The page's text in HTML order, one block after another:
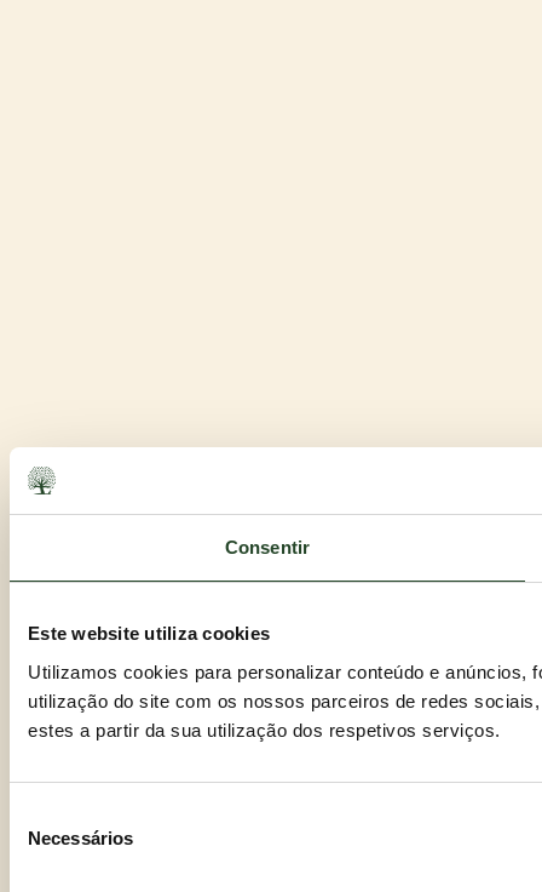
Consentir
Este website utiliza cookies
Utilizamos cookies para personalizar conteúdo e anúncios,
utilização do site com os nossos parceiros de redes
estes a partir da sua utilização dos respetivos serviços.
Necessários